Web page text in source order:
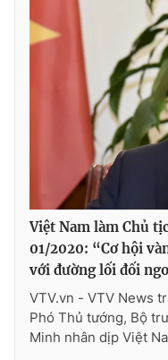
Video
VTV Money
VTV Sức khoẻ
Thị trường 24h
VTV4
VTV9
Việt Nam làm Chủ
01/2020: “Cơ hội
với đường lối đối
VTV.vn - VTV News
Phó Thủ tướng, Bộ
Minh nhân dịp Việt